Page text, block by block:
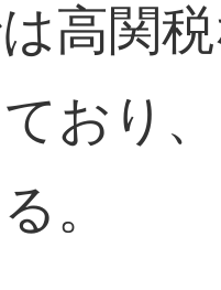
高関
おり
。